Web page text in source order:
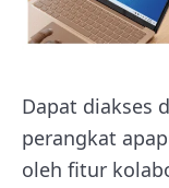
Dapat diakses
perangkat
oleh fitur